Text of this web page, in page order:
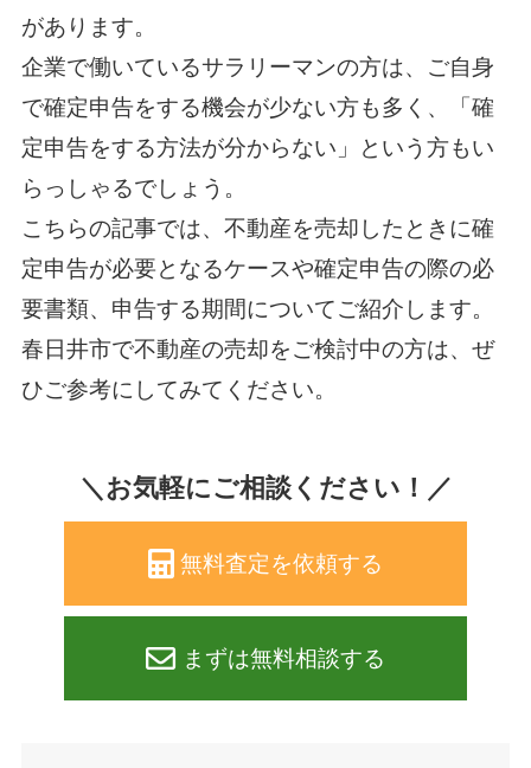
があります。
企業で働いているサラリーマンの方は、ご自身
で確定申告をする機会が少ない方も多く、「確
定申告をする方法が分からない」という方もい
らっしゃるでしょう。
こちらの記事では、不動産を売却したときに確
定申告が必要となるケースや確定申告の際の必
要書類、申告する期間についてご紹介します。
春日井市で不動産の売却をご検討中の方は、ぜ
ひご参考にしてみてください。
＼お気軽にご相談ください！／
無料査定を依頼する
まずは無料相談する